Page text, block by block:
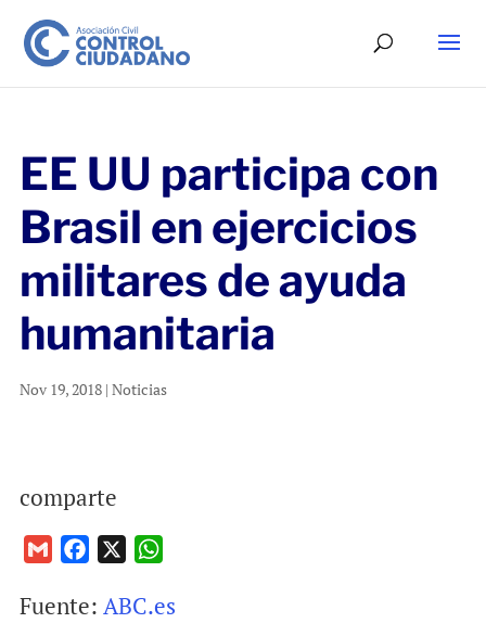
EE UU participa con
Brasil en ejercicios
militares de ayuda
humanitaria
Nov 19, 2018| Noticias
comparte
a
c
a
Fuente: ABC.es